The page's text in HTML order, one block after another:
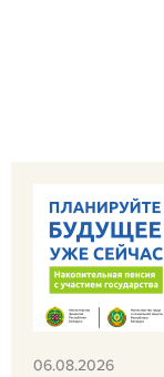
06.08.2026